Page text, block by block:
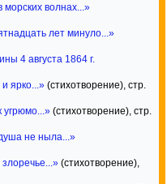
морских волнах...»
лет минуло...»
4 августа 1864 г.
ярко...» (стихотворение), стр.
угрюмо...» (стихотворение), стр.
не ныла...»
(стихотворение),